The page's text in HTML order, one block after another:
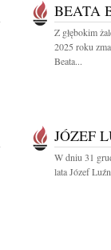
BEATA
Z głębokim
2025 roku
Beata...
JÓZEF
W dniu 31
lata Józef